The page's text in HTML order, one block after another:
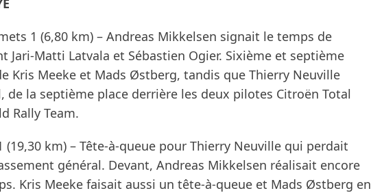
1 (6,80 km) – Andreas Mikkelsen signait le temps de
Jari-Matti Latvala et Sébastien Ogier. Sixième et septième
Kris Meeke et Mads Østberg, tandis que Thierry Neuville
de la septième place derrière les deux pilotes Citroën Total
Rally Team.
(19,30 km) – Tête-à-queue pour Thierry Neuville qui perdait
général. Devant, Andreas Mikkelsen réalisait encore
Kris Meeke faisait aussi un tête-à-queue et Mads Østberg en